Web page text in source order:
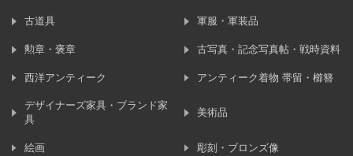
古道具 軍服・軍装品
勲章・褒章 古写真・記念写真帖・戦時資料
西洋アンティーク アンティーク着物 帯留・櫛簪
デザイナーズ家具・ブランド家
具
美術品
絵画 彫刻・ブロンズ像